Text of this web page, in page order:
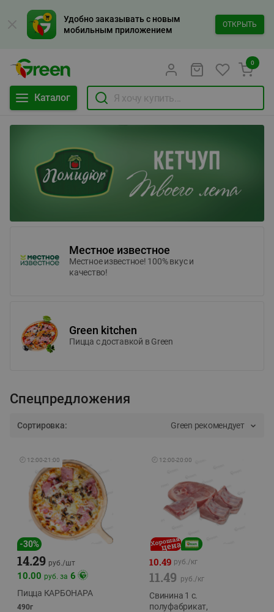
Удобно заказывать с новым
мобильным приложением
ОТКРЫТЬ
Каталог
0
Местное известное
Местное известное! 100% вкус и
качество!
Green kitchen
Пицца c доставкой в Green
Спецпредложения
Сортировка: Green рекомендует
🕘 12:00-21:00
-30%
14.29 руб./шт
10.00 руб. за 6
Пицца КАРБОНАРА
490г
🕘 12:00-20:00
10.49 руб./кг
11.49 руб./кг
Свинина 1 с.
полуфабрикат,